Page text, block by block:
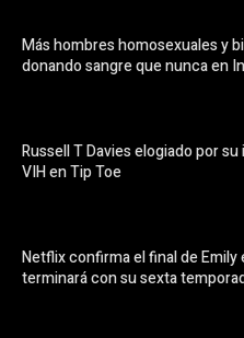
Más hombres homosexuales y
donando sangre que nunca en
Russell T Davies elogiado por
VIH en Tip Toe
Netflix confirma el final de Emily
terminará con su sexta